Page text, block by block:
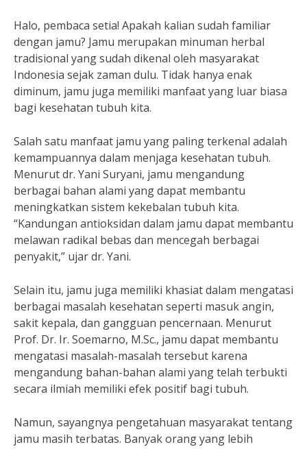
Halo, pembaca setia! Apakah kalian sudah familiar
dengan jamu? Jamu merupakan minuman herbal
tradisional yang sudah dikenal oleh masyarakat
Indonesia sejak zaman dulu. Tidak hanya enak
diminum, jamu juga memiliki manfaat yang luar biasa
bagi kesehatan tubuh kita.
Salah satu manfaat jamu yang paling terkenal adalah
kemampuannya dalam menjaga kesehatan tubuh.
Menurut dr. Yani Suryani, jamu mengandung
berbagai bahan alami yang dapat membantu
meningkatkan sistem kekebalan tubuh kita.
“Kandungan antioksidan dalam jamu dapat membantu
melawan radikal bebas dan mencegah berbagai
penyakit,” ujar dr. Yani.
Selain itu, jamu juga memiliki khasiat dalam mengatasi
berbagai masalah kesehatan seperti masuk angin,
sakit kepala, dan gangguan pencernaan. Menurut
Prof. Dr. Ir. Soemarno, M.Sc., jamu dapat membantu
mengatasi masalah-masalah tersebut karena
mengandung bahan-bahan alami yang telah terbukti
secara ilmiah memiliki efek positif bagi tubuh.
Namun, sayangnya pengetahuan masyarakat tentang
jamu masih terbatas. Banyak orang yang lebih